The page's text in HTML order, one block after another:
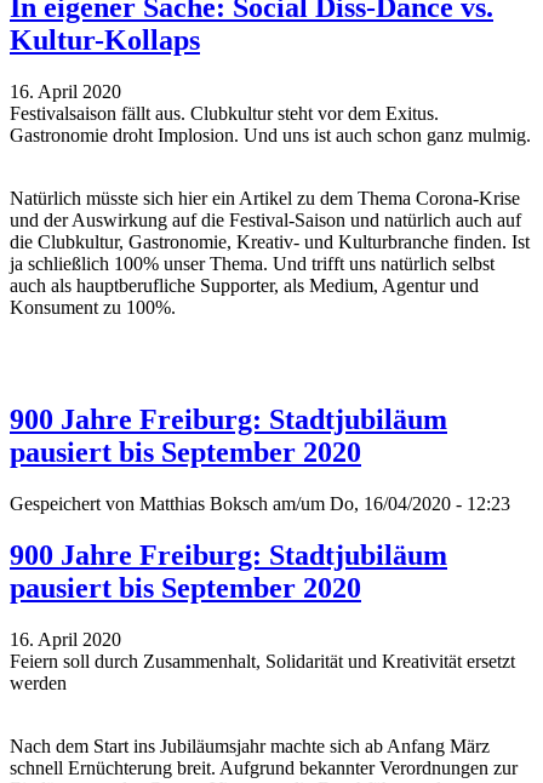
In eigener Sache: Social Diss-Dance vs.
Kultur-Kollaps
16. April 2020
Festivalsaison fällt aus. Clubkultur steht vor dem Exitus.
Gastronomie droht Implosion. Und uns ist auch schon ganz mulmig.
Natürlich müsste sich hier ein Artikel zu dem Thema Corona-Krise
und der Auswirkung auf die Festival-Saison und natürlich auch auf
die Clubkultur, Gastronomie, Kreativ- und Kulturbranche finden. Ist
ja schließlich 100% unser Thema. Und trifft uns natürlich selbst
auch als hauptberufliche Supporter, als Medium, Agentur und
Konsument zu 100%.
900 Jahre Freiburg: Stadtjubiläum
pausiert bis September 2020
Gespeichert von Matthias Boksch am/um Do, 16/04/2020 - 12:23
900 Jahre Freiburg: Stadtjubiläum
pausiert bis September 2020
16. April 2020
Feiern soll durch Zusammenhalt, Solidarität und Kreativität ersetzt
werden
Nach dem Start ins Jubiläumsjahr machte sich ab Anfang März
schnell Ernüchterung breit. Aufgrund bekannter Verordnungen zur